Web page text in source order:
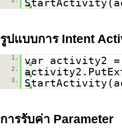
รูปแบบการ Intent
1. var activity2
2.
3.
การรับค่า Parameter